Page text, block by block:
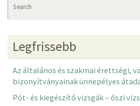
Legfrissebb
Az általános és szakmai érettségi,
bizonyítványainak ünnepélyes
Pót- és kiegészítő vizsgák – őszi